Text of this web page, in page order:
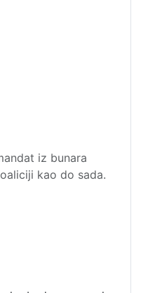
iz bunara
kao do sada.